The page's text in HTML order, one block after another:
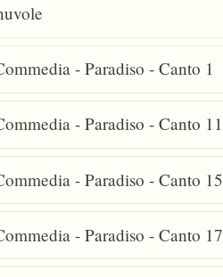
- Paradiso - Canto 1
- Paradiso - Canto 11
- Paradiso - Canto 15
- Paradiso - Canto 17